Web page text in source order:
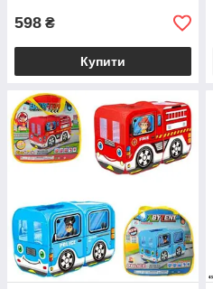
598 ₴
Купити